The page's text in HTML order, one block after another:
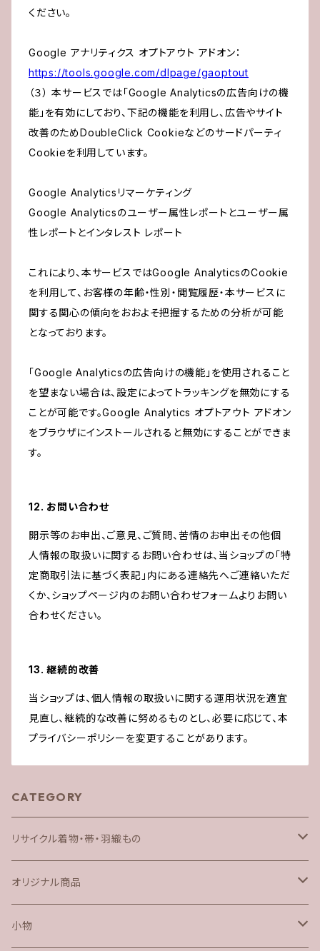
ください。
Google アナリティクス オプトアウト アドオン：
https://tools.google.com/dlpage/gaoptout
（３） 本サービスでは「Google Analyticsの広告向けの機
能」を有効にしており、下記の機能を利用し、広告やサイト
改善のためDoubleClick Cookieなどのサードパーティ
Cookieを利用しています。
Google Analyticsリマーケティング
Google Analyticsのユーザー属性レポートとユーザー属
性レポートとインタレスト レポート
これにより、本サービスではGoogle AnalyticsのCookie
を利用して、お客様の年齢・性別・閲覧履歴・本サービスに
関する関心の傾向をおおよそ把握するための分析が可能
となっております。
「Google Analyticsの広告向けの機能」を使用されること
を望まない場合は、設定によってトラッキングを無効にする
ことが可能です。Google Analytics オプトアウト アドオン
をブラウザにインストールされると無効にすることができま
す。
12. お問い合わせ
開示等のお申出、ご意見、ご質問、苦情のお申出その他個
人情報の取扱いに関するお問い合わせは、当ショップの「特
定商取引法に基づく表記」内にある連絡先へご連絡いただ
くか、ショップページ内のお問い合わせフォームよりお問い
合わせください。
13. 継続的改善
当ショップは、個人情報の取扱いに関する運用状況を適宜
見直し、継続的な改善に努めるものとし、必要に応じて、本
プライバシーポリシーを変更することがあります。
CATEGORY
リサイクル着物・帯・羽織もの
着物
帯
オリジナル商品
半衿ジレ
小物